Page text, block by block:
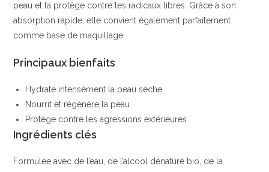
peau et la protège contre les radicaux libres. Grâce à son
absorption rapide, elle convient également parfaitement
comme base de maquillage.
Principaux bienfaits
Hydrate intensément la peau sèche
Nourrit et régénère la peau
Protège contre les agressions extérieures
Ingrédients clés
Formulée avec de l’eau, de l’alcool dénaturé bio, de la